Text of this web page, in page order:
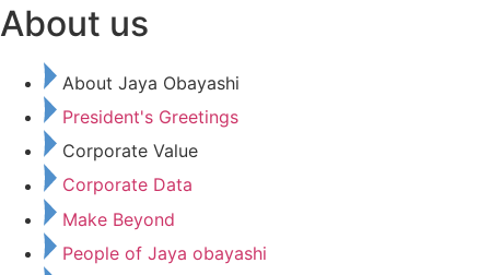
About us
About Jaya Obayashi
President's Greetings
Corporate Value
Corporate Data
Make Beyond
People of Jaya obayashi